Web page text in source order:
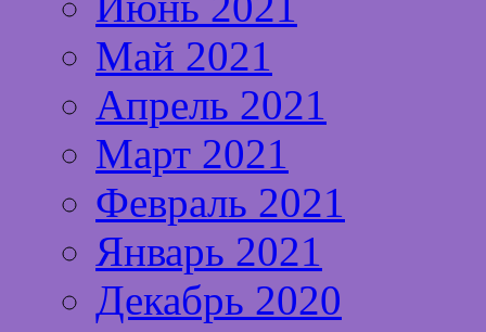
Май 2021
Апрель 2021
Март 2021
Февраль 2021
Январь 2021
Декабрь 2020